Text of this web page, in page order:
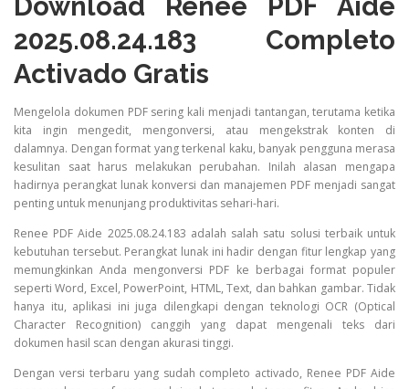
2025.08.24.183 Completo
Activado Gratis
Mengelola dokumen PDF sering kali menjadi tantangan, terutama ketika
kita ingin mengedit, mengonversi, atau mengekstrak konten di
dalamnya. Dengan format yang terkenal kaku, banyak pengguna merasa
kesulitan saat harus melakukan perubahan. Inilah alasan mengapa
hadirnya perangkat lunak konversi dan manajemen PDF menjadi sangat
penting untuk menunjang produktivitas sehari-hari.
Renee PDF Aide 2025.08.24.183 adalah salah satu solusi terbaik untuk
kebutuhan tersebut. Perangkat lunak ini hadir dengan fitur lengkap yang
memungkinkan Anda mengonversi PDF ke berbagai format populer
seperti Word, Excel, PowerPoint, HTML, Text, dan bahkan gambar. Tidak
hanya itu, aplikasi ini juga dilengkapi dengan teknologi OCR (Optical
Character Recognition) canggih yang dapat mengenali teks dari
dokumen hasil scan dengan akurasi tinggi.
Dengan versi terbaru yang sudah completo activado, Renee PDF Aide